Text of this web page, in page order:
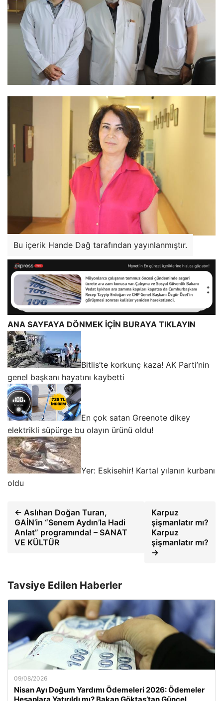
Bu içerik Hande Dağ tarafından yayınlanmıştır.
ANA SAYFAYA DÖNMEK İÇİN BURAYA TIKLAYIN
Bitlis’te korkunç kaza! AK Parti’nin
genel başkanı hayatını kaybetti
En çok satan Greenote dikey
elektrikli süpürge bu olayın ürünü oldu!
Yer: Eskisehir! Kartal yılanın kurbanı
oldu
← Aslıhan Doğan Turan,
GAİN’in “Senem Aydın’la Hadi
Anlat” programında! – SANAT
VE KÜLTÜR
Karpuz
şişmanlatır mı?
Karpuz
şişmanlatır mı?
→
Tavsiye Edilen Haberler
09/08/2026
Nisan Ayı Doğum Yardımı Ödemeleri 2026: Ödemeler